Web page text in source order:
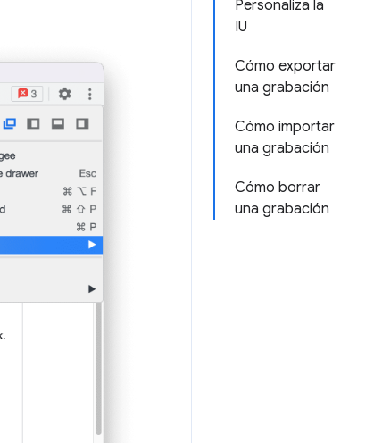
Personaliza la
IU
Cómo exportar
una grabación
Cómo importar
una grabación
Cómo borrar
una grabación